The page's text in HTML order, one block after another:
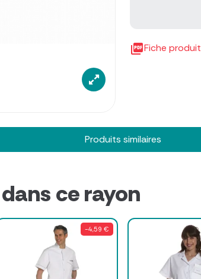
Fiche produit
Produits similaires
ce rayon
-4,59 €